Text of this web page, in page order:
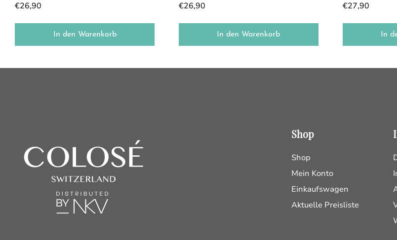
€26,90
In den Warenkorb
€26,90
In den Warenkorb
€27,90
In
Shop
Shop
Mein Konto
Einkaufswagen
Aktuelle Preisliste